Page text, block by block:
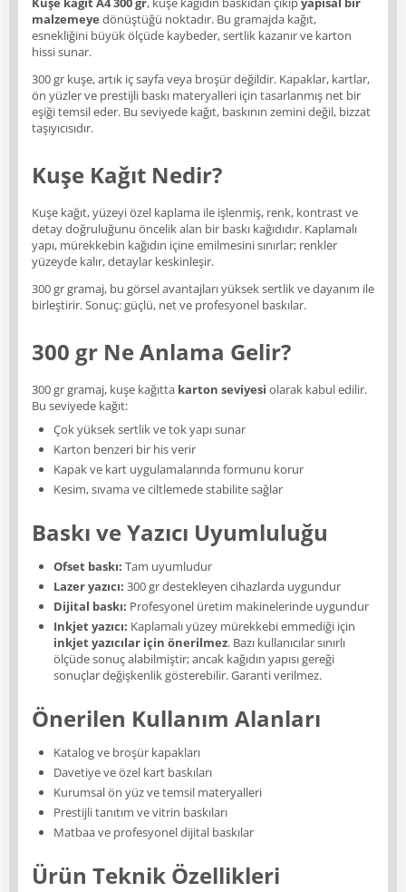
malzemeye dönüştüğü noktadır. Bu gramajda kağıt,
esnekliğini büyük ölçüde kaybeder, sertlik kazanır ve karton
hissi sunar.
300 gr kuşe, artık iç sayfa veya broşür değildir. Kapaklar, kartlar,
ön yüzler ve prestijli baskı materyalleri için tasarlanmış net bir
eşiği temsil eder. Bu seviyede kağıt, baskının zemini değil, bizzat
taşıyıcısıdır.
Kuşe Kağıt Nedir?
Kuşe kağıt, yüzeyi özel kaplama ile işlenmiş, renk, kontrast ve
detay doğruluğunu öncelik alan bir baskı kağıdıdır. Kaplamalı
yapı, mürekkebin kağıdın içine emilmesini sınırlar; renkler
yüzeyde kalır, detaylar keskinleşir.
300 gr gramaj, bu görsel avantajları yüksek sertlik ve dayanım ile
birleştirir. Sonuç: güçlü, net ve profesyonel baskılar.
300 gr Ne Anlama Gelir?
300 gr gramaj, kuşe kağıtta karton seviyesi olarak kabul edilir.
Bu seviyede kağıt:
Çok yüksek sertlik ve tok yapı sunar
Karton benzeri bir his verir
Kapak ve kart uygulamalarında formunu korur
Kesim, sıvama ve ciltlemede stabilite sağlar
Baskı ve Yazıcı Uyumluluğu
Ofset baskı: Tam uyumludur
Lazer yazıcı: 300 gr destekleyen cihazlarda uygundur
Dijital baskı: Profesyonel üretim makinelerinde uygundur
Inkjet yazıcı: Kaplamalı yüzey mürekkebi emmediği için
inkjet yazıcılar için önerilmez. Bazı kullanıcılar sınırlı
ölçüde sonuç alabilmiştir; ancak kağıdın yapısı gereği
sonuçlar değişkenlik gösterebilir. Garanti verilmez.
Önerilen Kullanım Alanları
Katalog ve broşür kapakları
Davetiye ve özel kart baskıları
Kurumsal ön yüz ve temsil materyalleri
Prestijli tanıtım ve vitrin baskıları
Matbaa ve profesyonel dijital baskılar
Ürün Teknik Özellikleri